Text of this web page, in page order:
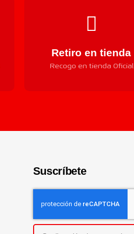
Retiro en tienda
Recogo en tienda Oficial
Suscríbete